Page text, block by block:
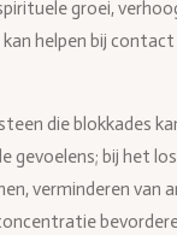
groei,
helpen bij
die blokkades
gevoelens; bij het
verminderen van